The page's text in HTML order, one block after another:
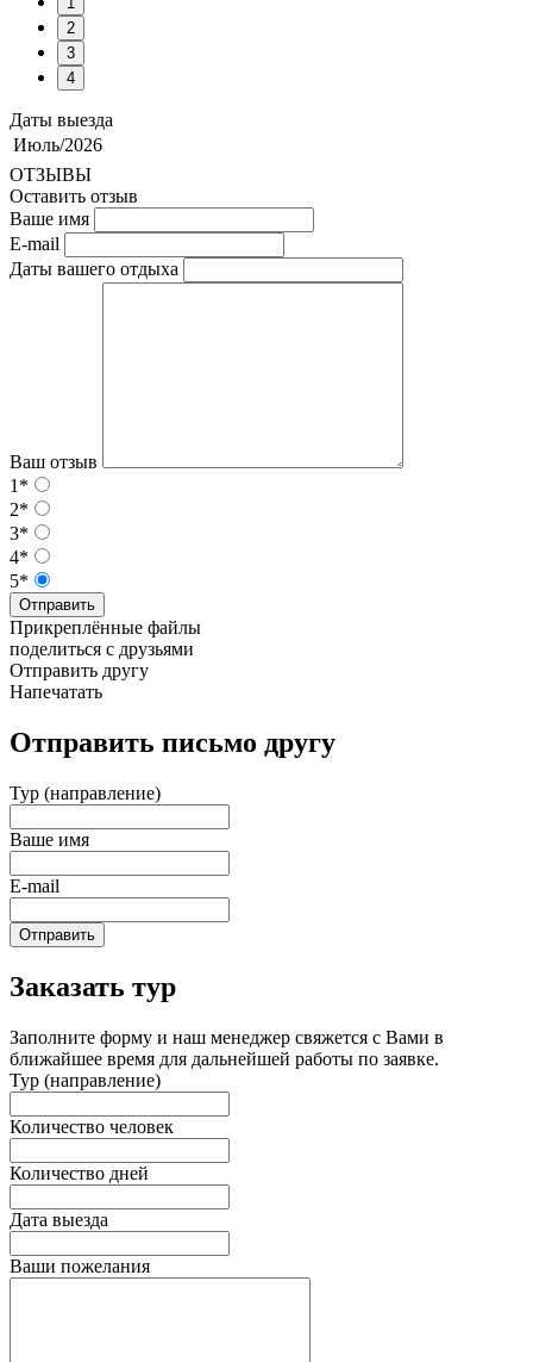
2
3
4
Даты выезда
Июль/2026
ОТЗЫВЫ
Оставить отзыв
Ваше имя
E-mail
Даты вашего отдыха
Ваш отзыв
1*
2*
3*
4*
5*
Отправить
Прикреплённые файлы
поделиться с друзьями
Отправить другу
Напечатать
Отправить письмо другу
Тур (направление)
Ваше имя
E-mail
Отправить
Заказать тур
Заполните форму и наш менеджер свяжется с Вами в
ближайшее время для дальнейшей работы по заявке.
Тур (направление)
Количество человек
Количество дней
Дата выезда
Ваши пожелания